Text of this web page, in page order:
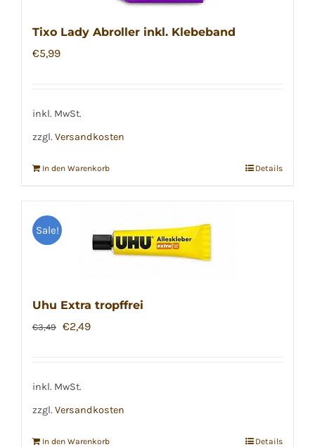
Tixo Lady Abroller inkl. Klebeband
€5,99
inkl. MwSt.
zzgl. Versandkosten
In den Warenkorb Details
Sale!
Uhu Extra tropffrei
€3,49 Ursprünglicher
€3,49
€2,49Aktueller
inkl. MwSt.
zzgl. Versandkosten
In den Warenkorb Details